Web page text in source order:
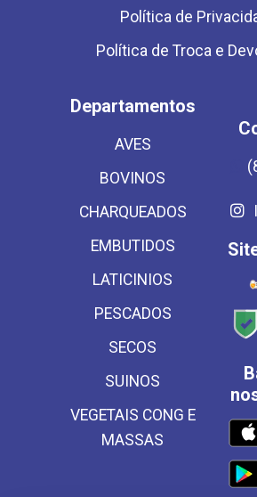
Política de
Política de Troca e
Departamentos
AVES
BOVINOS
CHARQUEADOS
EMBUTIDOS
LATICINIOS
PESCADOS
SECOS
SUINOS
VEGETAIS CONG E
MASSAS